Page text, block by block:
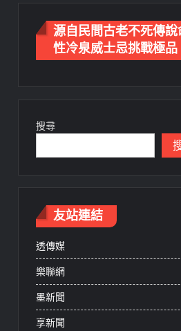
源自民間古老不死傳
性冷泉威士忌挑戰極品
搜尋
友站連結
透傳媒
樂聯網
墨新聞
享新聞